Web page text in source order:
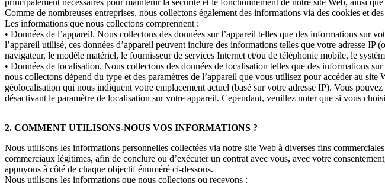
Comme de nombreuses entreprises, nous collectons également des informations via des cookies et
Les informations que nous collectons comprennent :
• Données de l’appareil. Nous collectons des données sur l’appareil telles que des informations sur
l’appareil utilisé, ces données d’appareil peuvent inclure des informations telles que votre adresse
navigateur, le modèle matériel, le fournisseur de services Internet et/ou de téléphonie mobile, le
• Données de localisation. Nous collectons des données de localisation telles que des informations
nous collectons dépend du type et des paramètres de l’appareil que vous utilisez pour accéder au
géolocalisation qui nous indiquent votre emplacement actuel (basé sur votre adresse IP). Vous
désactivant le paramètre de localisation sur votre appareil. Cependant, veuillez noter que si vous
2. COMMENT UTILISONS-NOUS VOS INFORMATIONS ?
Nous utilisons les informations personnelles collectées via notre site Web à diverses fins
commerciaux légitimes, afin de conclure ou d’exécuter un contrat avec vous, avec votre
appuyons à côté de chaque objectif énuméré ci-dessous.
Nous utilisons les informations que nous collectons ou recevons :